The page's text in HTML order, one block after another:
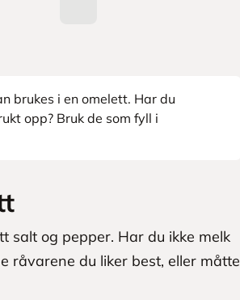
brukes i en omelett. Har du
opp? Bruk de som fyll i
salt og pepper. Har du ikke melk
råvarene du liker best, eller måtte